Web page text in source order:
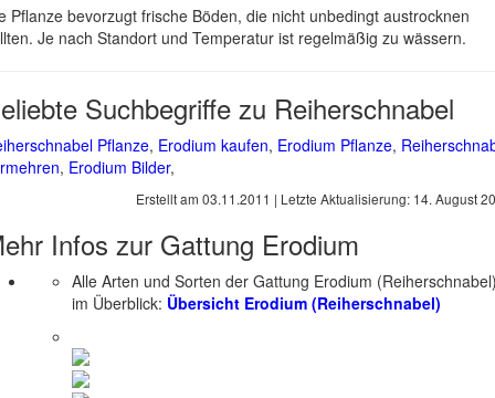
Pflanze bevorzugt frische Böden, die nicht unbedingt austrocknen
Je nach Standort und Temperatur ist regelmäßig zu wässern.
Suchbegriffe zu Reiherschnabel
Pflanze, Erodium kaufen, Erodium Pflanze,
, Erodium Bilder,
Erstellt am 03.11.2011 | Letzte Aktualisierung: 14. August
Infos zur Gattung Erodium
Alle Arten und Sorten der Gattung Erodium
im Überblick: Übersicht Erodium (Reiherschnabel)